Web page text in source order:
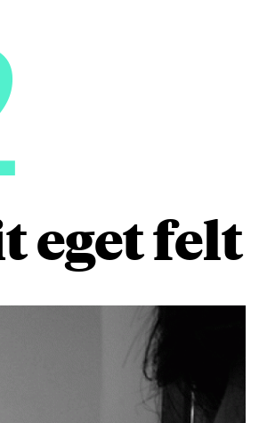
eget felt